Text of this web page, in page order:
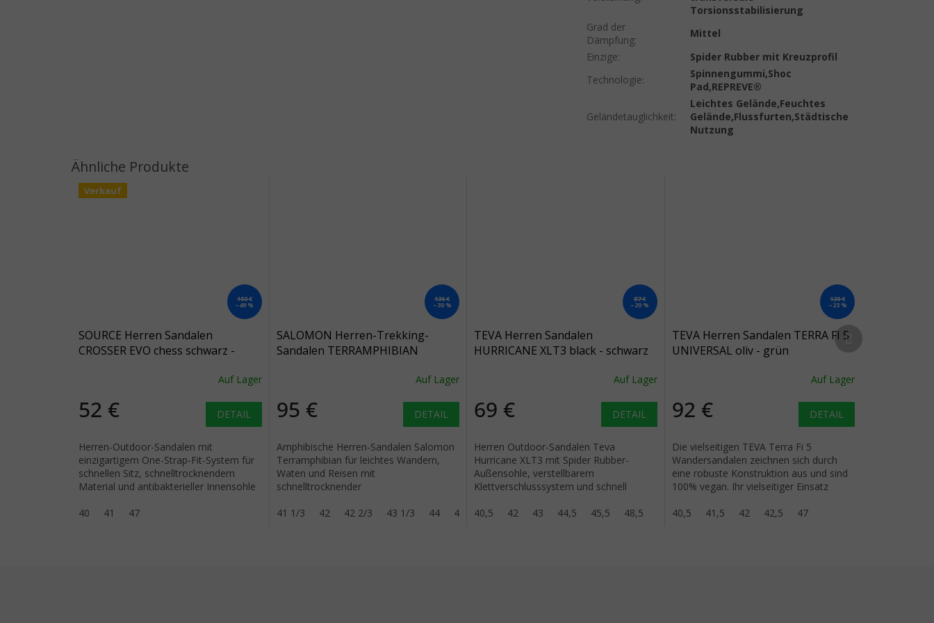
Torsionsstabilisierung
Grad der
Dämpfung:
Mittel
Einzige:
Spider Rubber mit Kreuzprofil
Technologie:
Spinnengummi,Shoc
Pad,REPREVE®
Geländetauglichkeit:
Leichtes Gelände,Feuchtes
Gelände,Flussfurten,Städtische
Nutzung
Verkauf
103 €
–49 %
SOURCE Herren Sandalen
CROSSER EVO chess schwarz -
Auf Lager
52 € DETAIL
Herren-Outdoor-Sandalen mit
einzigartigem One-Strap-Fit-System für
schnellen Sitz, schnelltrocknendem
Material und antibakterieller Innensohle
40
41 47
136 €
–30 %
SALOMON Herren-Trekking-
Sandalen TERRAMPHIBIAN
Auf Lager
95 € DETAIL
Amphibische Herren-Sandalen Salomon
Terramphibian für leichtes Wandern,
Waten und Reisen mit
schnelltrocknender
Gewicht von 680 g.
41 1/3 42 42 2/3 43 1/3 44 44 2/3 45 1/3 46 46 2/3
87 €
–20 %
TEVA Herren Sandalen
HURRICANE XLT3 black - schwarz
Auf Lager
69 € DETAIL
Herren Outdoor-Sandalen Teva
Hurricane XLT3 mit Spider Rubber-
Außensohle, verstellbarem
Klettverschlusssystem und schnell
Obermaterial für...
40,5 42 43 44,5 45,5 48,5
120 €
–23 %
TEVA Herren Sandalen TERRA FI 5
UNIVERSAL oliv - grün
Auf Lager
92 € DETAIL
Die vielseitigen TEVA Terra Fi 5
Wandersandalen zeichnen sich durch
eine robuste Konstruktion aus und sind
100% vegan. Ihr vielseitiger Einsatz
40,5
41,5 42 42,5 47